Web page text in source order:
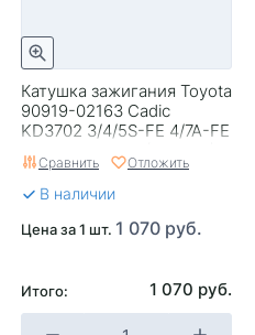
Катушка зажигания Toyota
90919-02163 Cadic
KD3702 3/4/5S-FE 4/7A-FE
5E-FHE 3RZ-FE (880359)
Сравнить Отложить
В наличии
Цена за 1 шт. 1 070 руб.
Итого: 1 070 руб.